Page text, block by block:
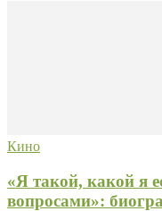
Кино
«Я такой, какой я
вопросами»: